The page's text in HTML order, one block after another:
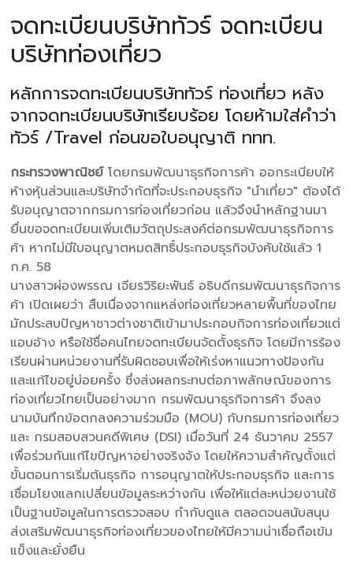
จดทะเบียนบริษัททัวร์ จดทะเบียน
บริษัทท่องเที่ยว
หลักการจดทะเบียนบริษัททัวร์ ท่องเที่ยว หลัง
จากจดทะเบียนบริษัทเรียบร้อย โดยห้ามใส่คำว่า
ทัวร์ /Travel ก่อนขอใบอนุญาติ ททท.
กระทรวงพาณิชย์โดยกรมพัฒนาธุรกิจการค้า ออกระเบียบให้
ห้างหุ้นส่วนและบริษัทจำกัดที่จะประกอบธุรกิจ "นำเที่ยว" ต้องได้
รับอนุญาตจากกรมการท่องเที่ยวก่อน แล้วจึงนำหลักฐานมา
ยื่นขอจดทะเบียนเพิ่มเติมวัตถุประสงค์ต่อกรมพัฒนาธุรกิจการ
ค้า หากไม่มีใบอนุญาตหมดสิทธิ์ประกอบธุรกิจบังคับใช้แล้ว 1
ก.ค. 58
นางสาวผ่องพรรณ เจียรวิริยะพันธ์ อธิบดีกรมพัฒนาธุรกิจการ
ค้า เปิดเผยว่า สืบเนื่องจากแหล่งท่องเที่ยวหลายพื้นที่ของไทย
มักประสบปัญหาชาวต่างชาติเข้ามาประกอบกิจการท่องเที่ยวแต่
แอบอ้าง หรือใช้ชื่อคนไทยจดทะเบียนจัดตั้งธุรกิจ โดยมีการร้อง
เรียนผ่านหน่วยงานที่รับผิดชอบเพื่อให้เร่งหาแนวทางป้องกัน
และแก้ไขอยู่บ่อยครั้ง ซึ่งส่งผลกระทบต่อภาพลักษณ์ของการ
ท่องเที่ยวไทยเป็นอย่างมาก กรมพัฒนาธุรกิจการค้า จึงลง
นามบันทึกข้อตกลงความร่วมมือ (MOU) กับกรมการท่องเที่ยว
และ กรมสอบสวนคดีพิเศษ (DSI) เมื่อวันที่ 24 ธันวาคม 2557
เพื่อร่วมกันแก้ไขปัญหาอย่างจริงจัง โดยให้ความสำคัญตั้งแต่
ขั้นตอนการเริ่มต้นธุรกิจ การอนุญาตให้ประกอบธุรกิจ และการ
เชื่อมโยงแลกเปลี่ยนข้อมูลระหว่างกัน เพื่อให้แต่ละหน่วยงานใช้
เป็นฐานข้อมูลในการตรวจสอบ กำกับดูแล ตลอดจนสนับสนุน
ส่งเสริมพัฒนาธุรกิจท่องเที่ยวของไทยให้มีความน่าเชื่อถือเข้ม
แข็งและยั่งยืน